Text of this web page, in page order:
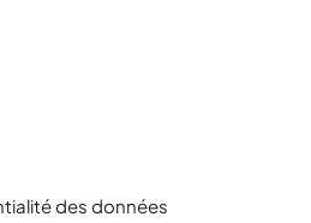
des données